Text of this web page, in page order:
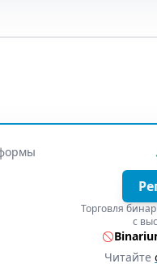
Торговля
с
Читайте